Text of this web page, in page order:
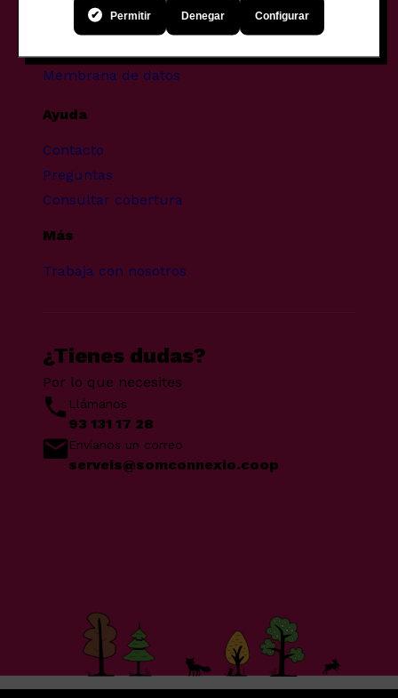
Permitir Denegar Configurar
Infancia y pantallas
Membrana de datos
Ayuda
Contacto
Preguntas
Consultar cobertura
Más
Trabaja con nosotros
¿Tienes dudas?
Por lo que necesites
Llámanos
93 131 17 28
Envíanos un correo
serveis@somconnexio.coop